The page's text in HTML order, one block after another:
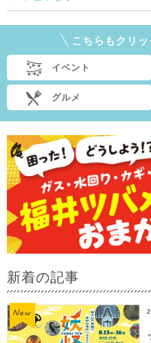
こちらもクリ
イベント
グルメ
新着の記事